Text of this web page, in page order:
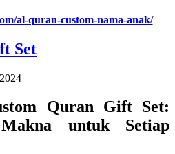
al-quran-custom-nama-anak/
Set
Quran Gift Set:
untuk Setiap